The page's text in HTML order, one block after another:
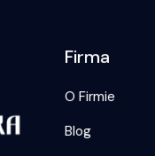
Firma
O Firmie
Blog